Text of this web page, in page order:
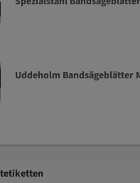
Uddeholm Bandsägeblätter